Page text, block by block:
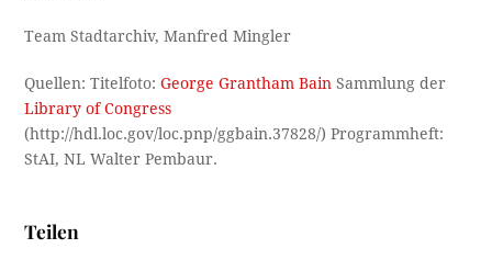
Team Stadtarchiv, Manfred Mingler
Quellen: Titelfoto:George Grantham Bain Sammlung der
Library of Congress
(http://hdl.loc.gov/loc.pnp/ggbain.37828/) Programmheft:
StAI, NL Walter Pembaur.
Teilen